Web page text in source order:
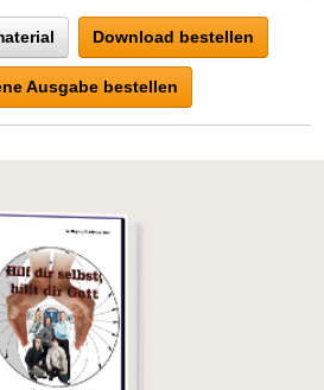
Download bestellen
Ausgabe bestellen